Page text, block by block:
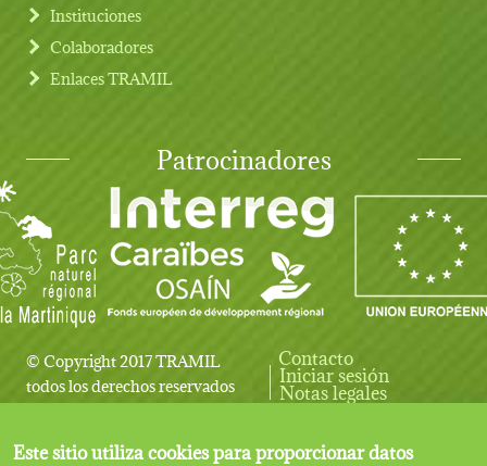
Instituciones
Colaboradores
Enlaces TRAMIL
Patrocinadores
© Copyright 2017 TRAMIL
todos los derechos reservados
User account menu
Contacto
Iniciar sesión
Notas legales
Este sitio utiliza cookies para proporcionar datos